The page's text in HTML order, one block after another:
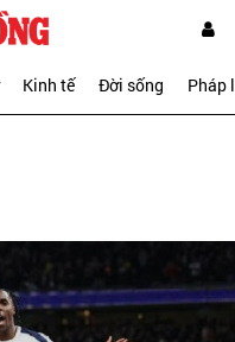
Kinh tế Đời sống Pháp